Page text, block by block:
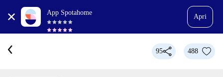
App Spotahome
Apri
95 488